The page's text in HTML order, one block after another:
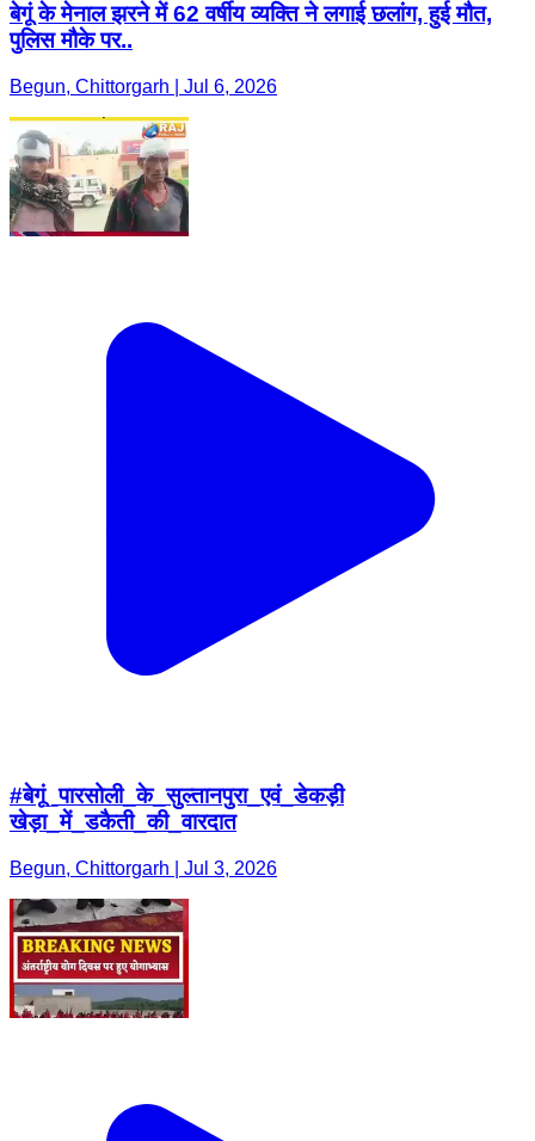
बेगूं के मेनाल झरने में 62 वर्षीय व्यक्ति ने लगाई छलांग, हुई मौत,
पुलिस मौके पर..
Begun, Chittorgarh | Jul 6, 2026
#बेगूं_पारसोली_के_सुल्तानपुरा_एवं_डेकड़ी
खेड़ा_में_डकैती_की_वारदात
Begun, Chittorgarh | Jul 3, 2026